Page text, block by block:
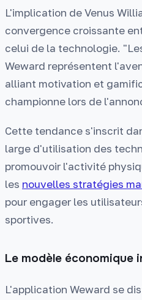
L'implication de Venus
convergence croissante
celui de la technologie.
Weward représentent
alliant motivation et
championne lors de
Cette tendance s'inscrit
large d'utilisation des
promouvoir l'activité
les nouvelles stratégies
pour engager les
sportives.
Le modèle économique
L'application Weward se